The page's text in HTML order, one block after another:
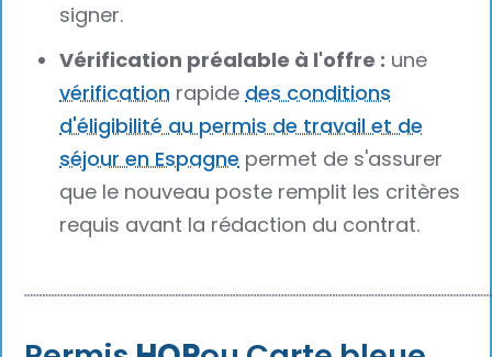
signer.
Vérification préalable à l'offre : une
vérification rapidedes conditions
d'éligibilité au permis de travail et de
séjour en Espagne permet de s'assurer
que le nouveau poste remplit les critères
requis avant la rédaction du contrat.